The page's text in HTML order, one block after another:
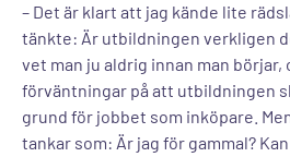
– Det är klart att jag kände lite
tänkte: Är utbildningen verkligen
vet man ju aldrig innan man börjar,
förväntningar på att utbildningen
grund för jobbet som inköpare.
tankar som: Är jag för gammal?